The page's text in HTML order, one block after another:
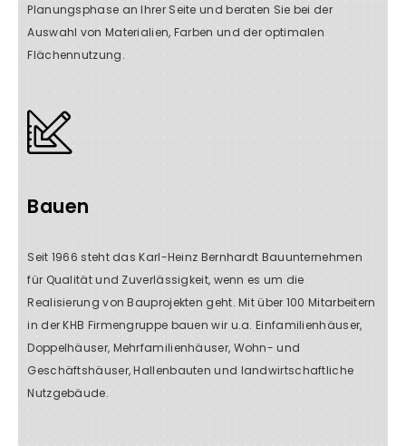
Planungsphase an Ihrer Seite und beraten Sie bei der
Auswahl von Materialien, Farben und der optimalen
Flächennutzung.
Bauen
Seit 1966 steht das Karl-Heinz Bernhardt Bauunternehmen
für Qualität und Zuverlässigkeit, wenn es um die
Realisierung von Bauprojekten geht. Mit über 100 Mitarbeitern
in der KHB Firmengruppe bauen wir u.a. Einfamilienhäuser,
Doppelhäuser, Mehrfamilienhäuser, Wohn- und
Geschäftshäuser, Hallenbauten und landwirtschaftliche
Nutzgebäude.